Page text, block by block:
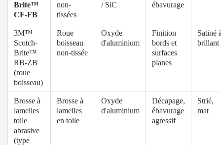
Brite™
CF-FB
non-
tissées
/ SiC
ébavurage
3M™
Scotch-
Brite™
RB-ZB
(roue
boisseau)
Roue
boisseau
non-tissée
Oxyde
d'aluminium
Finition
bords et
surfaces
planes
Satiné
brillant
Brosse à
lamelles
toile
abrasive
(type
Brosse à
lamelles
en toile
Oxyde
d'aluminium
Décapage,
ébavurage
agressif
Strié,
mat